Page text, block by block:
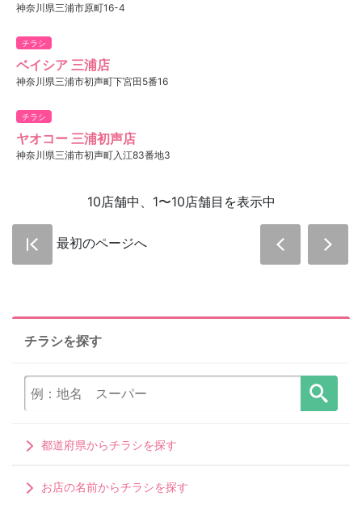
神奈川県三浦市原町16-4
チラシ
ベイシア 三浦店
神奈川県三浦市初声町下宮田5番16
チラシ
ヤオコー 三浦初声店
神奈川県三浦市初声町入江83番地3
10店舗中、1〜10店舗目を表示中
最初のページへ
チラシを探す
都道府県からチラシを探す
お店の名前からチラシを探す